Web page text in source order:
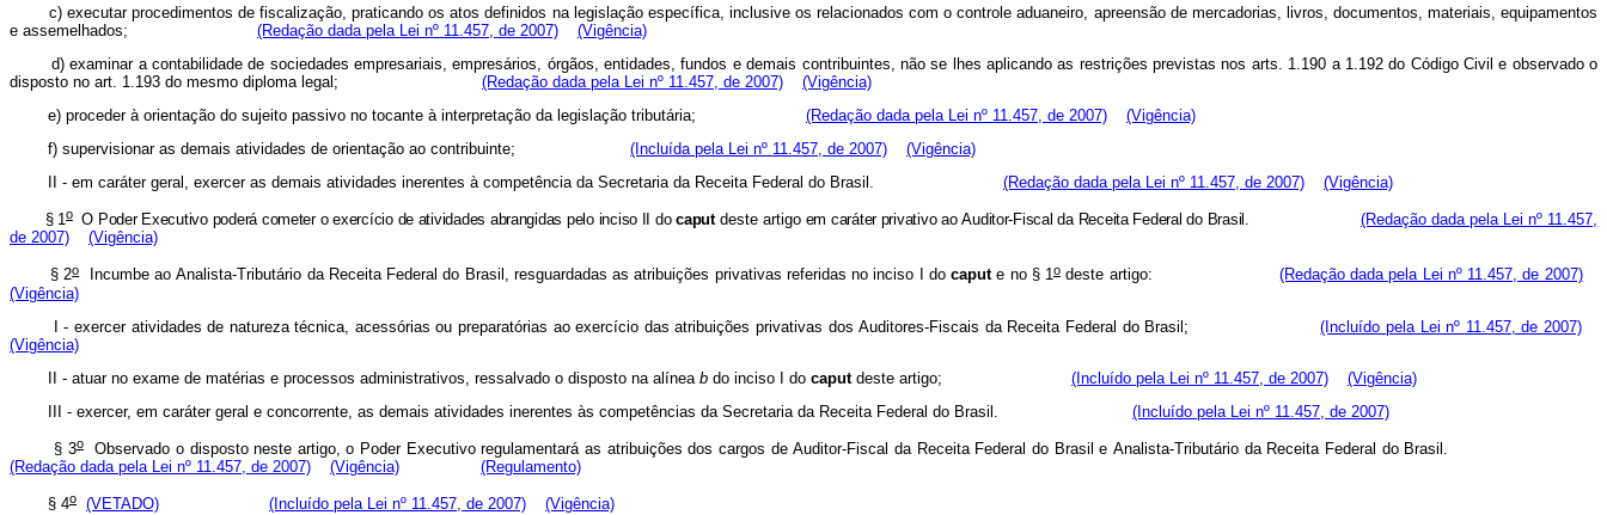
c) executar procedimentos de fiscalização, praticando os atos definidos na legislação específica, inclusive os relacionados com o controle aduaneiro, apreensão de mercadorias, livros, documentos, materiais, equipamentos
e assemelhados; (Redação dada pela Lei nº 11.457, de 2007)
(Vigência)
d) examinar a contabilidade de sociedades empresariais, empresários, órgãos, entidades, fundos e demais contribuintes, não se lhes aplicando as restrições previstas nos arts. 1.190 a 1.192 do Código Civil e observado o
disposto no art. 1.193 do mesmo diploma legal; (Redação dada pela Lei nº 11.457, de 2007)
(Vigência)
e) proceder à orientação do sujeito passivo no tocante à interpretação da legislação tributária; (Redação dada pela Lei nº 11.457, de 2007)
(Vigência)
f) supervisionar as demais atividades de orientação ao contribuinte; (Incluída pela Lei nº 11.457, de 2007)
(Vigência)
- em caráter geral, exercer as demais atividades inerentes à competência da Secretaria da Receita Federal do Brasil. (Redação dada pela Lei nº 11.457, de 2007) (Vigência)
§ 1o O Poder Executivo poderá cometer o exercício de atividades abrangidas pelo inciso docaput deste artigo em caráter privativo ao Auditor-Fiscal da Receita Federal do Brasil.(Redação dada pela Lei nº 11.457,
de 2007)
(Vigência)
§ 2o Incumbe ao Analista-Tributário da Receita Federal do Brasil, resguardadas as atribuições privativas referidas no inciso docapute no § 1o deste artigo: (Redação dada pela Lei nº 11.457, de 2007)
(Vigência)
I - exercer atividades de natureza técnica, acessórias ou preparatórias ao exercício das atribuições privativas dos Auditores-Fiscais da Receita Federal do Brasil;(Incluído pela Lei nº 11.457, de 2007)
(Vigência)
II - atuar no exame de matérias e processos administrativos, ressalvado o disposto na alínea b do inciso I do caput deste artigo; (Incluído pela Lei nº 11.457, de 2007)
(Vigência)
III - exercer, em caráter geral e concorrente, as demais atividades inerentes às competências da Secretaria da Receita Federal do Brasil. (Incluído pela Lei nº 11.457, de 2007)
§ 3o Observado o disposto neste artigo, o Poder Executivo regulamentará as atribuições dos cargos de Auditor-Fiscal da Receita Federal do Brasil e Analista-Tributário da Receita Federal do Brasil.
(Redação dada pela Lei nº 11.457, de 2007)
(Vigência) (Regulamento)
§ 4o (VETADO) (Incluído pela Lei nº 11.457, de 2007) (Vigência)